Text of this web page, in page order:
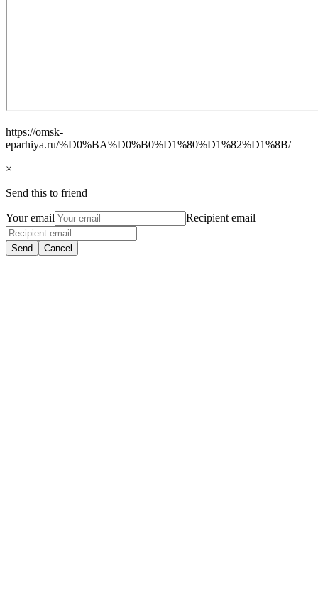
https://omsk-
eparhiya.ru/%D0%BA%D0%B0%D1%80%D1%82%D1%8B/
×
Send this to friend
Your email Recipient email
Send Cancel